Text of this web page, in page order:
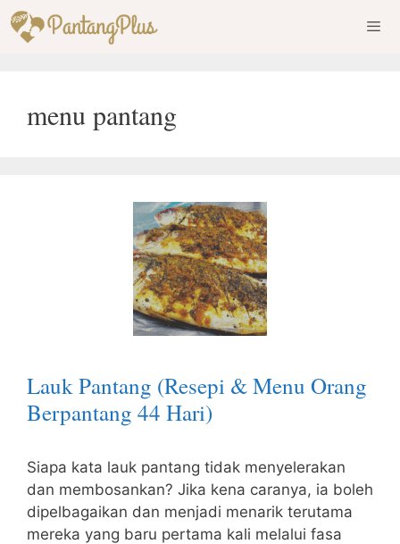
Skip
to
menu pantang
Lauk Pantang (Resepi & Menu Orang
Berpantang 44 Hari)
Siapa kata lauk pantang tidak menyelerakan
dan membosankan? Jika kena caranya, ia boleh
dipelbagaikan dan menjadi menarik terutama
mereka yang baru pertama kali melalui fasa